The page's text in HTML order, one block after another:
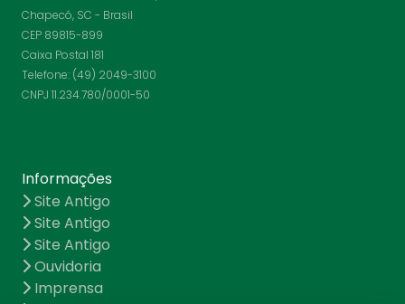
Chapecó, SC - Brasil
CEP 89815-899
Caixa Postal 181
Telefone: (49) 2049-3100
CNPJ 11.234.780/0001-50
Informações
Site Antigo
Site Antigo
Site Antigo
Ouvidoria
Imprensa